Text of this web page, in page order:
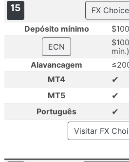
15
FX Choice
Depósito mínimo
ECN
mín.)
Alavancagem
MT4
✔
MT5 ✔
Português ✔
Visitar FX